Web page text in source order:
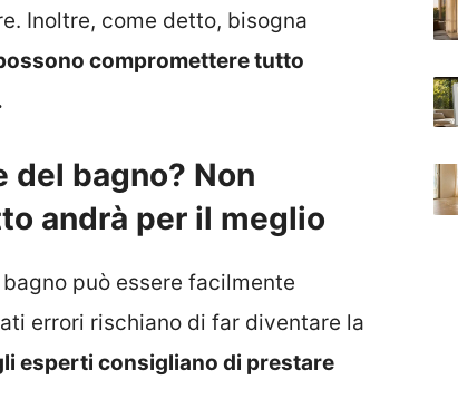
Inoltre, come detto, bisogna
compromettere tutto
bagno? Non
andrà per il meglio
può essere facilmente
errori rischiano di far diventare la
esperti consigliano di prestare